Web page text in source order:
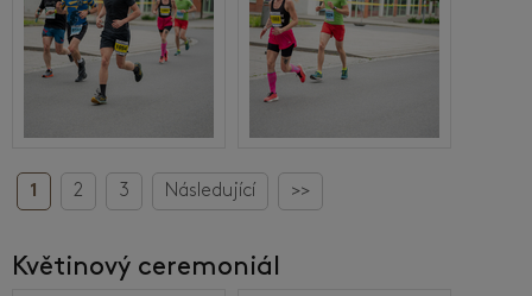
1 2 3 Následující >>
Květinový ceremoniál